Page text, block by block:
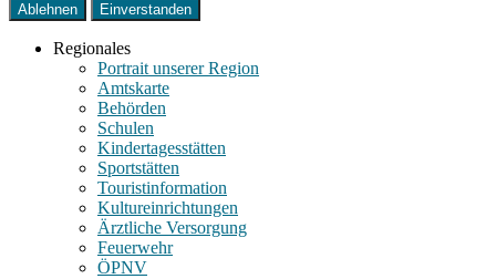
Ablehnen Einverstanden
Regionales
Portrait unserer Region
Amtskarte
Behörden
Schulen
Kindertagesstätten
Sportstätten
Touristinformation
Kultureinrichtungen
Ärztliche Versorgung
Feuerwehr
ÖPNV